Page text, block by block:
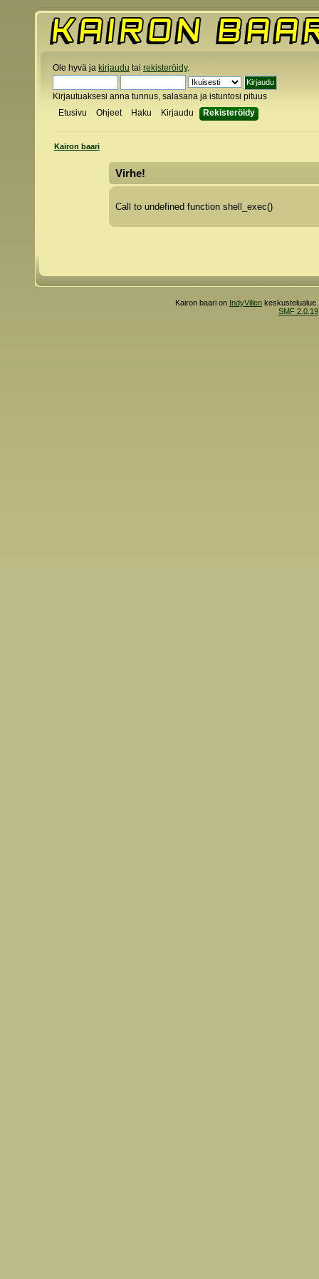
Ole hyvä ja kirjaudu tai rekisteröidy.
Kirjautuaksesi anna tunnus, salasana ja istuntosi pituus
Etusivu
Ohjeet Haku Kirjaudu Rekisteröidy
Kairon baari
Virhe!
Call to undefined function shell_exec()
Kairon baari on IndyVillen
SMF 2.0.19